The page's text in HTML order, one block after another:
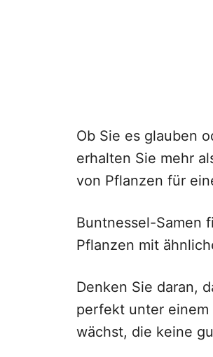
Ob Sie es glauben
erhalten Sie mehr
von Pflanzen für
Buntnessel-Samen
Pflanzen mit
Denken Sie daran,
perfekt unter einem
wächst, die keine